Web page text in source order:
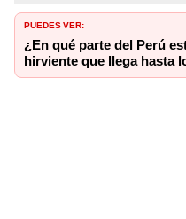
PUEDES VER:
¿En qué parte del Perú
hirviente que llega hasta